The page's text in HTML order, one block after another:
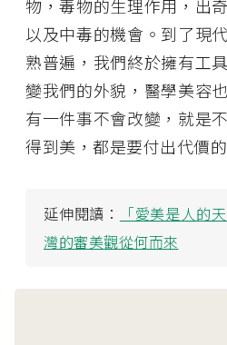
物，毒物的生理作用，出
以及中毒的機會。到了現
熟普遍，我們終於擁有工
變我們的外貌，醫學美容
有一件事不會改變，就是
得到美，都是要付出代價的
延伸閱讀：
「愛美是人的
灣的審美觀從何而來